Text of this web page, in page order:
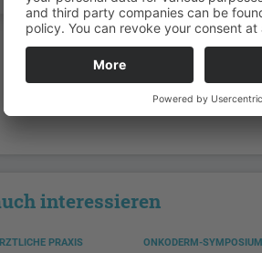
interessieren
PRAXIS ONKODERM-SYMPOSIUM